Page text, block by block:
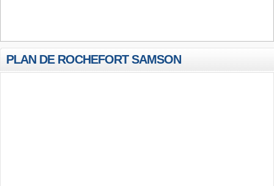
PLAN DE ROCHEFORT SAMSON